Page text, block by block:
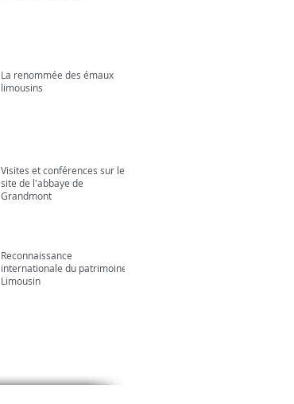
La renommée des émaux
limousins
Visites et conférences sur le
site de l'abbaye de
Grandmont
Reconnaissance
internationale du patrimoine
Limousin